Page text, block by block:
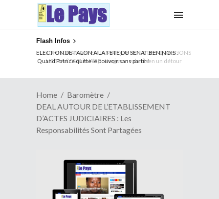
Flash Infos
ELECTION DE TALON A LA TETE DU SENAT BENINOIS :
Quand Patrice quitte le pouvoir sans partir !
Home
Baromètre
DEAL AUTOUR DE L’ETABLISSEMENT
D’ACTES JUDICIAIRES : Les
Responsabilités Sont Partagées